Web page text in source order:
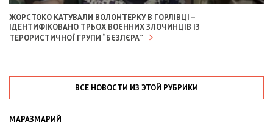
ЖОРСТОКО КАТУВАЛИ ВОЛОНТЕРКУ В ГОРЛІВЦІ –
ІДЕНТИФІКОВАНО ТРЬОХ ВОЄННИХ ЗЛОЧИНЦІВ ІЗ
ТЕРОРИСТИЧНОЇ ГРУПИ “БЄЗЛЄРА”
ВСЕ НОВОСТИ ИЗ ЭТОЙ РУБРИКИ
МАРАЗМАРИЙ